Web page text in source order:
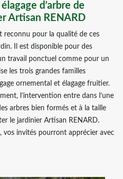
d’arbre de
Artisan RENARD
reconnu pour la qualité de ces
Il est disponible pour des
travail ponctuel comme pour un
les trois grandes familles
ornemental et élagage fruitier.
l’intervention entre dans l’une
arbres bien formés et à la taille
le jardinier Artisan RENARD.
vos invités pourront apprécier avec